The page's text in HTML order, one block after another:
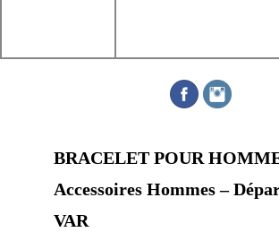
BRACELET POUR
Accessoires Hommes –
VAR